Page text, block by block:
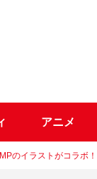
アニメ
のイラストがコラボ